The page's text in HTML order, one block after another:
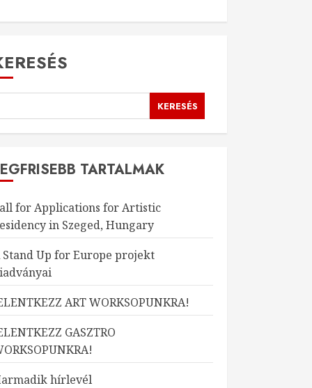
KERESÉS
TARTALMAK
for Applications for Artistic
in Szeged, Hungary
Stand Up for Europe projekt
ART WORKSOPUNKRA!
GASZTRO
hírlevél